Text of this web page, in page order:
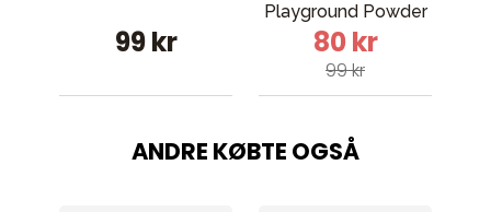
99 kr
Playground Powder
80 kr
99 kr
ANDRE KØBTE OGSÅ